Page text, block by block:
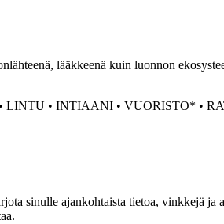
lääkkeenä kuin luonnon
• LINTU • INTIAANI • VUORISTO* •
sinulle ajankohtaista tietoa, vinkkejä ja